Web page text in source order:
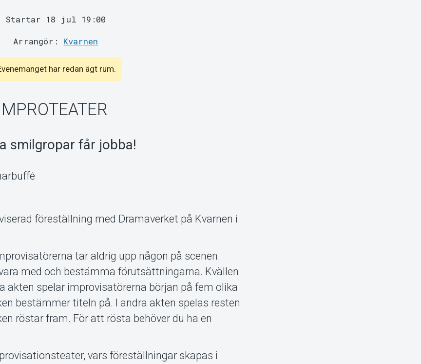
Startar 18 jul 19:00
Arrangör: Kvarnen
har redan ägt rum.
smilgropar får jobba!
föreställning med Dramaverket på Kvarnen i
tar aldrig upp någon på scenen.
med och bestämma förutsättningarna. Kvällen
akten spelar improvisatörerna början på fem olika
bestämmer titeln på. I andra akten spelas resten
röstar fram. För att rösta behöver du ha en
vars föreställningar skapas i